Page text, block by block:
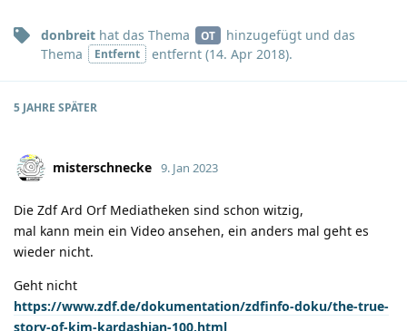
donbreit hat das Thema OT hinzugefügt und das
Thema
Entfernt entfernt (14. Apr 2018).
5 JAHRE SPÄTER
misterschnecke 9. Jan 2023
Die Zdf Ard Orf Mediatheken sind schon witzig,
mal kann mein ein Video ansehen, ein anders mal geht es
wieder nicht.
Geht nicht
https://www.zdf.de/dokumentation/zdfinfo-doku/the-true-
story-of-kim-kardashian-100.html